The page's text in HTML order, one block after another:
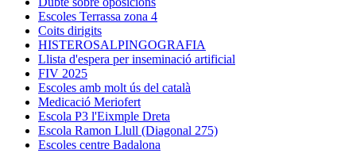
Escoles Terrassa zona 4
Coits dirigits
HISTEROSALPINGOGRAFIA
Llista d'espera per inseminació artificial
FIV 2025
Escoles amb molt ús del català
Medicació Meriofert
Escola P3 l'Eixmple Dreta
Escola Ramon Llull (Diagonal 275)
Escoles centre Badalona